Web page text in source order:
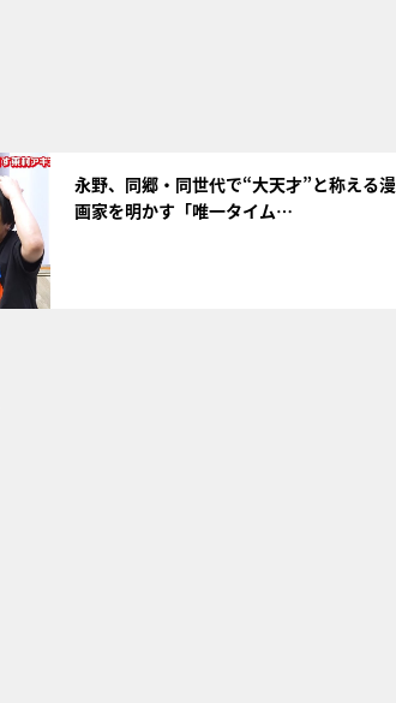
永野、同郷・同世代で“大天才”と称える漫
画家を明かす「唯一タイム…